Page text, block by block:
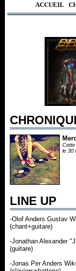
ACCUEIL
Cette
le 30
LINE UP
-Olof Anders Gustav
(chant+guitare)
-Jonathan Alexander
(guitare)
-Jonas Per Anders